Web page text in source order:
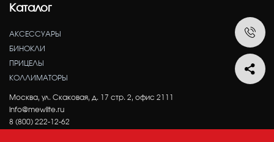
Каталог
АКСЕССУАРЫ
БИНОКЛИ
ПРИЦЕЛЫ
КОЛЛИМАТОРЫ
Москва, ул. Скаковая, д. 17 стр. 2, офис 2111
info@mewlite.ru
8 (800) 222-12-62